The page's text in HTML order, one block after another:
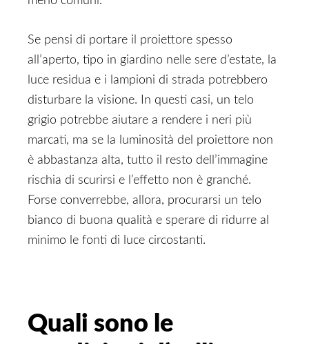
Se pensi di portare il proiettore spesso
all’aperto, tipo in giardino nelle sere d’estate, la
luce residua e i lampioni di strada potrebbero
disturbare la visione. In questi casi, un telo
grigio potrebbe aiutare a rendere i neri più
marcati, ma se la luminosità del proiettore non
è abbastanza alta, tutto il resto dell’immagine
rischia di scurirsi e l’effetto non è granché.
Forse converrebbe, allora, procurarsi un telo
bianco di buona qualità e sperare di ridurre al
minimo le fonti di luce circostanti.
Quali sono le